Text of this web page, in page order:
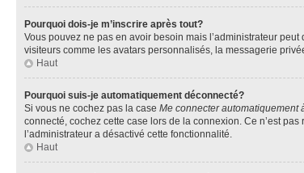
Pourquoi dois-je m’inscrire après tout?
Vous pouvez ne pas en avoir besoin mais l’administrateur
visiteurs comme les avatars personnalisés, la messagerie
Haut
Pourquoi suis-je automatiquement déconnecté?
Si vous ne cochez pas la case Me connecter automatiquement
connecté, cochez cette case lors de la connexion. Ce n’est
l’administrateur a désactivé cette fonctionnalité.
Haut